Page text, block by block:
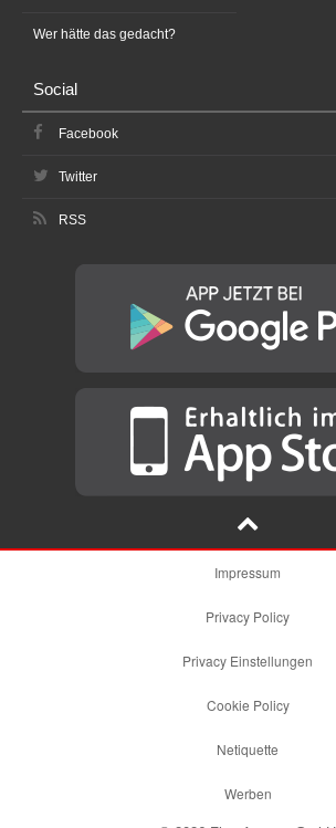
Wer hätte das gedacht?
Social
Facebook
Twitter
RSS
Impressum
Privacy Policy
Privacy Einstellungen
Cookie Policy
Netiquette
Werben